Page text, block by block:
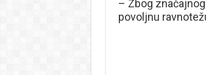
– Zbog
povoljnu